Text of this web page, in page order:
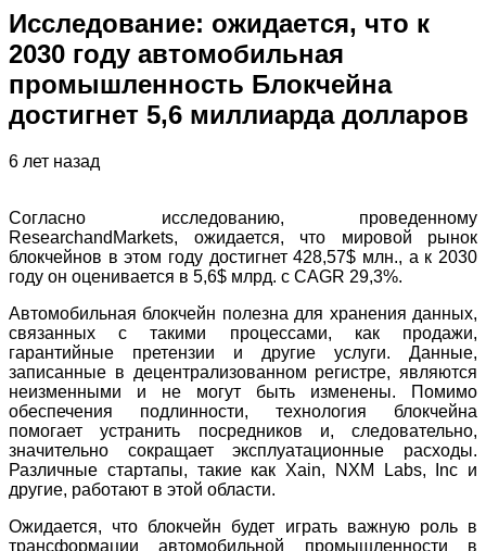
Исследование: ожидается, что к
2030 году автомобильная
промышленность Блокчейна
достигнет 5,6 миллиарда долларов
6 лет назад
Согласно исследованию, проведенному
ResearchandMarkets, ожидается, что мировой рынок
блокчейнов в этом году достигнет 428,57$ млн., а к 2030
году он оценивается в 5,6$ млрд. с CAGR 29,3%.
Автомобильная блокчейн полезна для хранения данных,
связанных с такими процессами, как продажи,
гарантийные претензии и другие услуги. Данные,
записанные в децентрализованном регистре, являются
неизменными и не могут быть изменены. Помимо
обеспечения подлинности, технология блокчейна
помогает устранить посредников и, следовательно,
значительно сокращает эксплуатационные расходы.
Различные стартапы, такие как Xain, NXM Labs, Inc и
другие, работают в этой области.
Ожидается, что блокчейн будет играть важную роль в
трансформации автомобильной промышленности в